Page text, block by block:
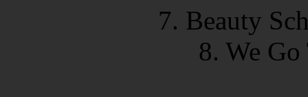
7. Beauty
8. We